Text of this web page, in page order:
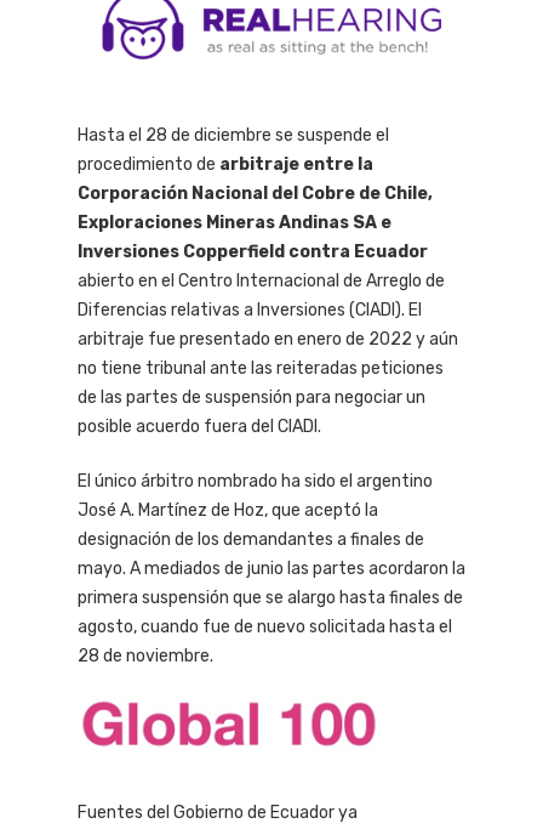
Hasta el 28 de diciembre se suspende el
procedimiento de arbitraje entre la
Corporación Nacional del Cobre de Chile,
Exploraciones Mineras Andinas SA e
Inversiones Copperfield contra Ecuador
abierto en el Centro Internacional de Arreglo de
Diferencias relativas a Inversiones (CIADI). El
arbitraje fue presentado en enero de 2022 y aún
no tiene tribunal ante las reiteradas peticiones
de las partes de suspensión para negociar un
posible acuerdo fuera del CIADI.
El único árbitro nombrado ha sido el argentino
José A. Martínez de Hoz, que aceptó la
designación de los demandantes a finales de
mayo. A mediados de junio las partes acordaron la
primera suspensión que se alargo hasta finales de
agosto, cuando fue de nuevo solicitada hasta el
28 de noviembre.
Fuentes del Gobierno de Ecuador ya